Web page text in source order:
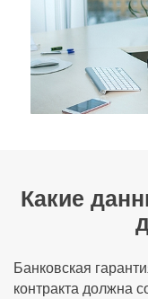
Какие
Банковская
контракта должна